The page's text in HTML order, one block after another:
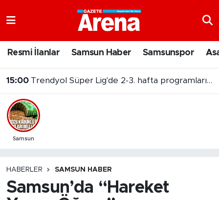
Resmi İlanlar Samsun Haber Samsunspor
Samsun
HABERLER SAMSUN HABER
Samsun’da “Hareket
Samsun Namaz Vakitleri
Trafik Durumu
Süper Lig Puan Durumu ve Fikstür
Son Dakika Haberleri